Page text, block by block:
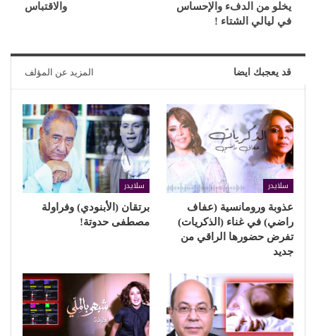
يخلو من الدفء والإحساس
في ليالي الشتاء !
والاقتباس
قد يعجبك ايضا المزيد عن المؤلف
سلايدر
عذوبة ورومانسية (عفاف
راضي) في غناء (الذكريات)
تفرض حضورها الراقي من
جديد
سلايدر
برتقان (الأبنودي) وفراولة
مصطفى حدوتة!